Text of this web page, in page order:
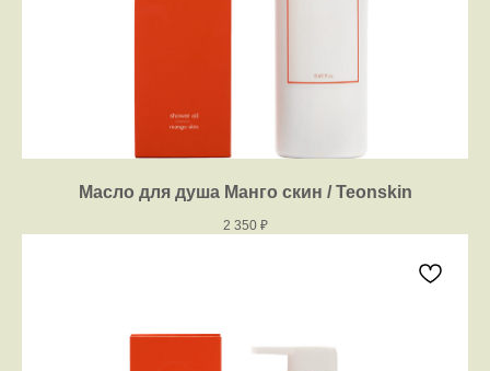
Масло для душа Манго скин / Teonskin
2 350 ₽